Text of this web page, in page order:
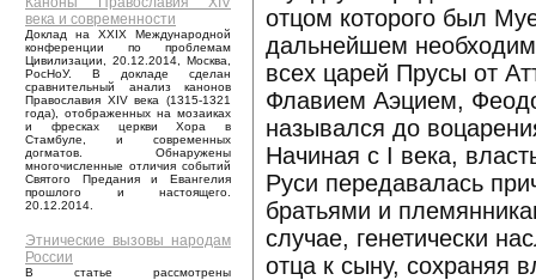
века и современности
Доклад на XXIX Международной
конференции по проблемам
Цивилизации, 20.12.2014, Москва,
РосНоУ. В докладе сделан
сравнительный анализ канонов
Православия XIV века (1315-1321
года), отображенных на мозаиках
и фресках церкви Хора в
Стамбуле, и современных
догматов. Обнаружены
многочисленные отличия событий
Святого Предания и Евангелия
прошлого и настоящего.
20.12.2014.
Этнические вызовы народам
России
В статье рассмотрены
отцом которого был
дальнейшем
всех царей Прусы от
Флавием Аэцием,
назывался до
Начиная с I века,
Руси передавалась
братьями и
случае, генетически
отца к сыну, сохраняя